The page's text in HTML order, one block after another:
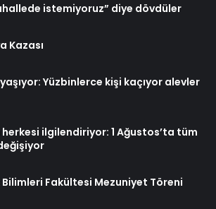
istemiyoruz” diye dövdüler
Kazası
Yüzbinlerce kişi kaçıyor alevler
herkesi ilgilendiriyor: 1 Ağustos’ta tüm
Bilimleri Fakültesi Mezuniyet Töreni